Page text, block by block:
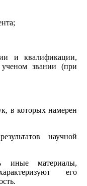
и квалификации,
звании (при
в которых намерен
научной
иные материалы,
его